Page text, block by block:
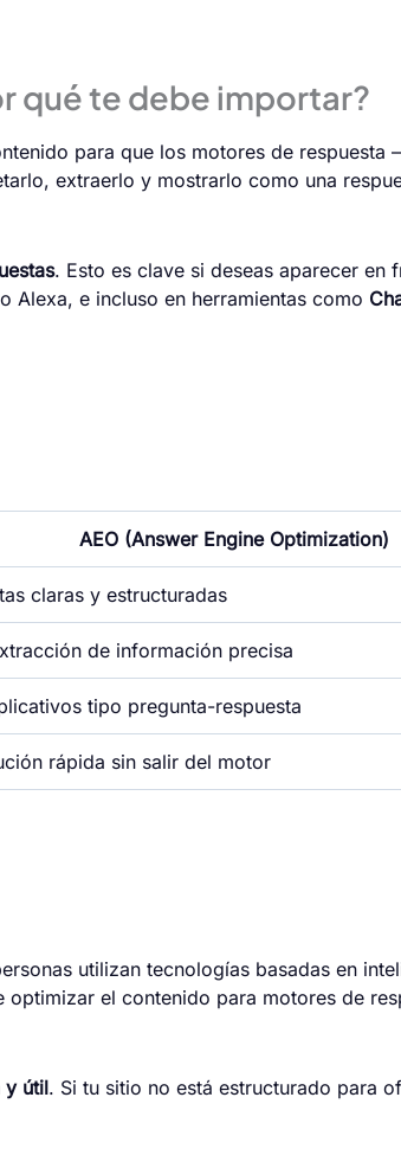
qué te debe importar?
para que los motores de respuesta
extraerlo y mostrarlo como una
. Esto es clave si deseas aparecer en
Alexa, e incluso en herramientas como
AEO (Answer Engine Optimization)
claras y estructuradas
de información precisa
tipo pregunta-respuesta
rápida sin salir del motor
utilizan tecnologías basadas en
el contenido para motores de
y útil. Si tu sitio no está estructurado para